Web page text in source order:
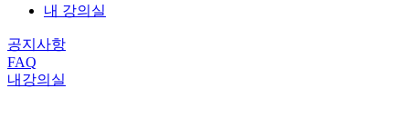
내 강의실
공지사항
FAQ
내강의실